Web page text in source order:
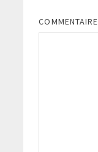
COMMENTAIRE